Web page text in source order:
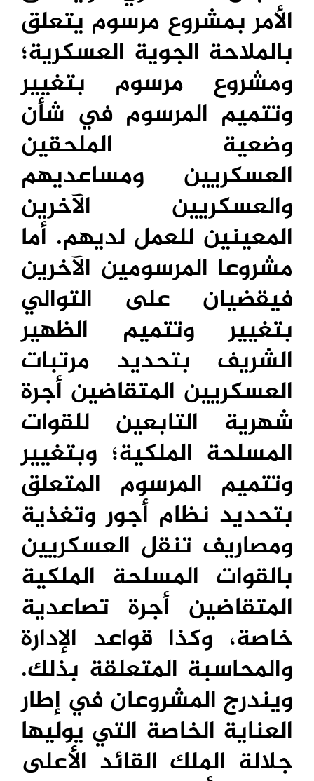
الأمر بمشروع مرسوم يتعلق
بالملاحة الجوية العسكرية؛
ومشروع مرسوم بتغيير
وتتميم المرسوم في شأن
وضعية الملحقين
العسكريين ومساعديهم
والعسكريين الآخرين
المعينين للعمل لديهم. أما
مشروعا المرسومين الآخرين
فيقضيان على التوالي
بتغيير وتتميم الظهير
الشريف بتحديد مرتبات
العسكريين المتقاضين أجرة
شهرية التابعين للقوات
المسلحة الملكية؛ وبتغيير
وتتميم المرسوم المتعلق
بتحديد نظام أجور وتغذية
ومصاريف تنقل العسكريين
بالقوات المسلحة الملكية
المتقاضين أجرة تصاعدية
خاصة، وكذا قواعد الإدارة
والمحاسبة المتعلقة بذلك.
ويندرج المشروعان في إطار
العناية الخاصة التي يوليها
جلالة الملك القائد الأعلى